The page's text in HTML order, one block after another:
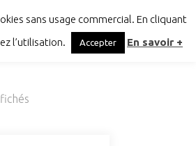
sans usage commercial. En cliquant
l’utilisation.
Accepter En savoir +